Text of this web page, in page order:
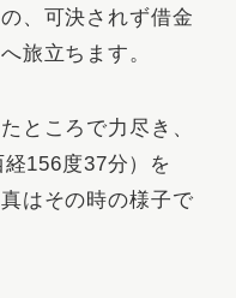
、可決されず借金
旅立ちます。
ところで力尽き、
156度37分）を
はその時の様子で